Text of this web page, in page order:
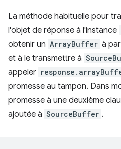
La méthode habituelle pour
l'objet de réponse à l'instance
obtenir un ArrayBuffer à
et à le transmettre à
appeler
promesse au tampon. Dans
promesse à une deuxième
ajoutée à SourceBuffer .